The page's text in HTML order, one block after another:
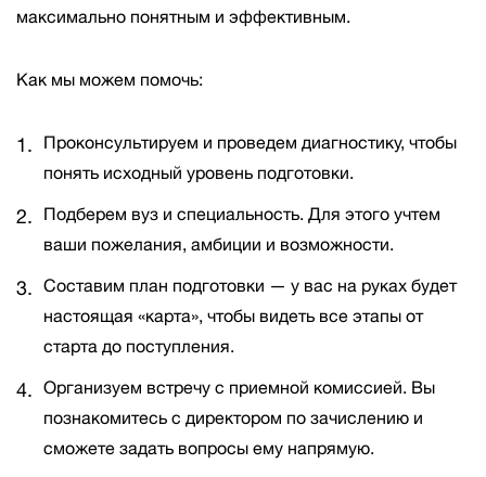
максимально понятным и эффективным.
Как мы можем помочь:
Проконсультируем и проведем диагностику, чтобы
понять исходный уровень подготовки.
Подберем вуз и специальность. Для этого учтем
ваши пожелания, амбиции и возможности.
Составим план подготовки — у вас на руках будет
настоящая «карта», чтобы видеть все этапы от
старта до поступления.
Организуем встречу с приемной комиссией. Вы
познакомитесь с директором по зачислению и
сможете задать вопросы ему напрямую.